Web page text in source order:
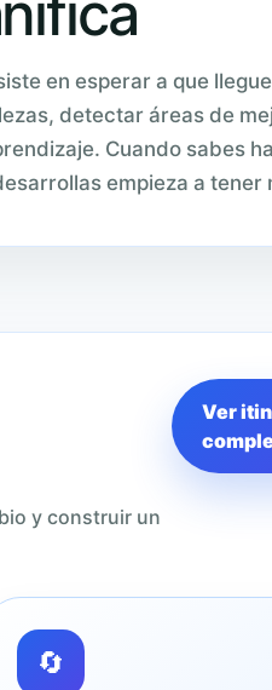
en esperar a que
detectar áreas de
Cuando sabes
empieza a tener
y construir un
Ver
🔄